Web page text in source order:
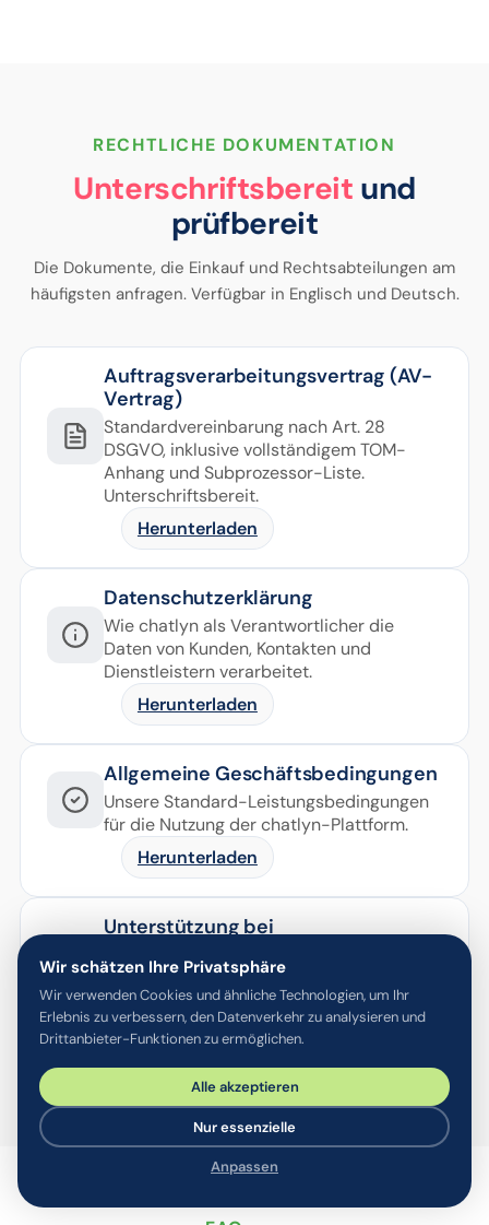
RECHTLICHE DOKUMENTATION
Unterschriftsbereit und
prüfbereit
Die Dokumente, die Einkauf und Rechtsabteilungen am
häufigsten anfragen. Verfügbar in Englisch und Deutsch.
Auftragsverarbeitungsvertrag (AV-
Vertrag)
Standardvereinbarung nach Art. 28
DSGVO, inklusive vollständigem TOM-
Anhang und Subprozessor-Liste.
Unterschriftsbereit.
Herunterladen
Datenschutzerklärung
Wie chatlyn als Verantwortlicher die
Daten von Kunden, Kontakten und
Dienstleistern verarbeitet.
Herunterladen
Allgemeine Geschäftsbedingungen
Unsere Standard-Leistungsbedingungen
für die Nutzung der chatlyn-Plattform.
Herunterladen
Unterstützung bei
Wir füllen Sicherheits- und
Datenschutzfragebögen von Anbietern
(SIG, CAIQ, eigene Formate) auf Anfrage
aus.
Wir schätzen Ihre Privatsphäre
Wir verwenden Cookies und ähnliche Technologien, um Ihr
Erlebnis zu verbessern, den Datenverkehr zu analysieren und
Drittanbieter-Funktionen zu ermöglichen.
Alle akzeptieren
Nur essenzielle
Anpassen